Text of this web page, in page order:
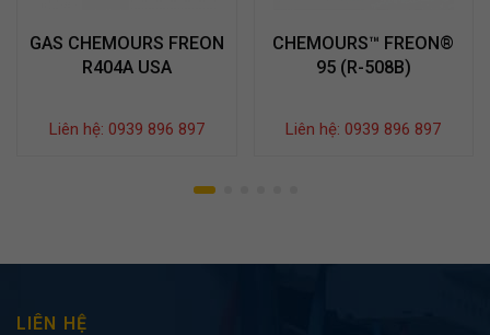
GAS CHEMOURS FREON
R404A USA
Liên hệ: 0939 896 897
CHEMOURS™ FREON®
95 (R-508B)
Liên hệ: 0939 896 897
LIÊN HỆ